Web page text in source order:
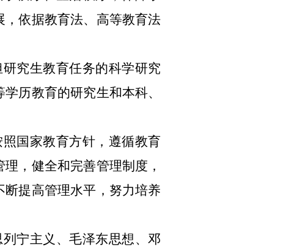
依据教育法、高等教育法
究生教育任务的科学研究
历教育的研究生和本科、
国家教育方针，遵循教育
，健全和完善管理制度，
提高管理水平，努力培养
宁主义、毛泽东思想、邓